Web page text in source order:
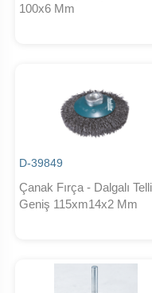
100x6 Mm
D-39849
Çanak Fırça - Dalgalı Telli
Geniş 115xm14x2 Mm